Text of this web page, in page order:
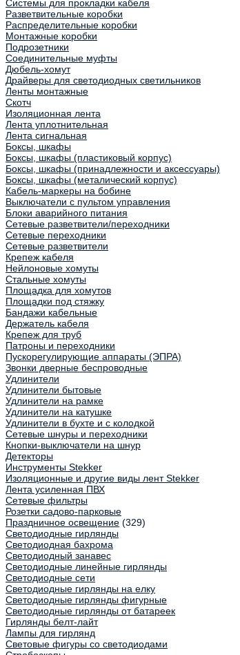
Системы для прокладки кабеля
Разветвительные коробки
Распределительные коробки
Монтажные коробки
Подрозетники
Соединительные муфты
Дюбель-хомут
Драйверы для светодиодных светильников
Ленты монтажные
Скотч
Изоляционная лента
Лента уплотнительная
Лента сигнальная
Боксы, шкафы
Боксы, шкафы (пластиковый корпус)
Боксы, шкафы (принадлежности и аксессуары)
Боксы, шкафы (металический корпус)
Кабель-маркеры на бобине
Выключатели с пультом управления
Блоки аварийного питания
Сетевые разветвители/переходники
Сетевые переходники
Сетевые разветвители
Крепеж кабеля
Нейлоновые хомуты
Стальные хомуты
Площадка для хомутов
Площадки под стяжку
Бандажи кабельные
Держатель кабеля
Крепеж для труб
Патроны и переходники
Пускорегулирующие аппараты (ЭПРА)
Звонки дверные беспроводные
Удлинители
Удлинители бытовые
Удлинители на рамке
Удлинители на катушке
Удлинители в бухте и с колодкой
Сетевые шнуры и переходники
Кнопки-выключатели на шнур
Детекторы
Инструменты Stekker
Изоляционные и другие виды лент Stekker
Лента усиленная ПВХ
Сетевые фильтры
Розетки садово-парковые
Праздничное освещение (329)
Светодиодные гирлянды
Светодиодная бахрома
Светодиодный занавес
Светодиодные линейные гирлянды
Светодиодные сети
Светодиодные гирлянды на елку
Светодиодные гирлянды фигурные
Светодиодные гирлянды от батареек
Гирлянды белт-лайт
Лампы для гирлянд
Световые фигуры со светодиодами